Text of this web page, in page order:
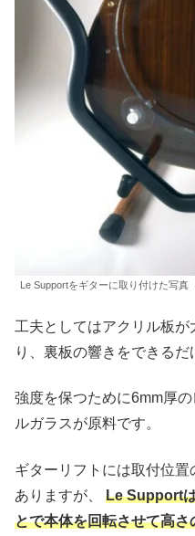
Le Supportをギターに取り付けた写真
工夫としてはアクリル板
り、裏板の響きをできるだ
強度を保つために6mm厚
ルガラスが原料です。
ギターリフトには取付位
ありますが、 Le Support
とで本体を回転させて高さ